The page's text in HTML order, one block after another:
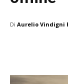
Di Aurelio Vindigni